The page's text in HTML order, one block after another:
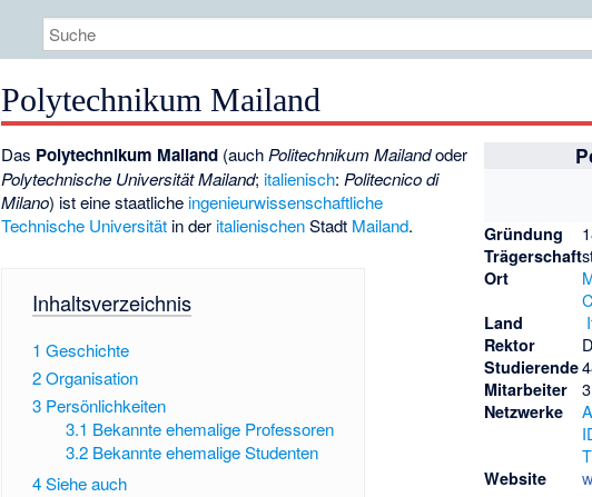
Polytechnikum Mailand
Gründung
Trägerschaft
Ort
Land
Rektor
Studierende
Mitarbeiter
Netzwerke
Website
Das Polytechnikum Mailand (auchPolitechnikum Mailandoder
Polytechnische Universität Mailand; italienisch:Politecnico di
Milano) ist eine staatliche ingenieurwissenschaftliche
Technische Universität in der italienischenStadt Mailand.
Inhaltsverzeichnis
1 Geschichte
2Organisation
3 Persönlichkeiten
3.1 Bekannte ehemalige Professoren
3.2 Bekannte ehemalige Studenten
4Siehe auch